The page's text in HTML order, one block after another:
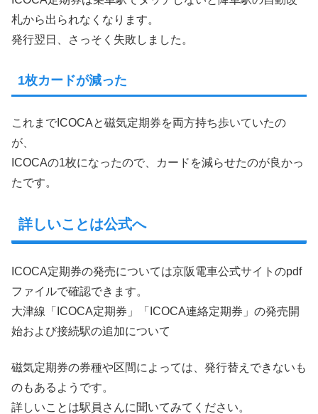
札から出られなくなります。
発行翌日、さっそく失敗しました。
1枚カードが減った
これまでICOCAと磁気定期券を両方持ち歩いていたの
が、
ICOCAの1枚になったので、カードを減らせたのが良かっ
たです。
詳しいことは公式へ
ICOCA定期券の発売については京阪電車公式サイトのpdf
ファイルで確認できます。
大津線「ICOCA定期券」「ICOCA連絡定期券」の発売開
始および接続駅の追加について
磁気定期券の券種や区間によっては、発行替えできないも
のもあるようです。
詳しいことは駅員さんに聞いてみてください。